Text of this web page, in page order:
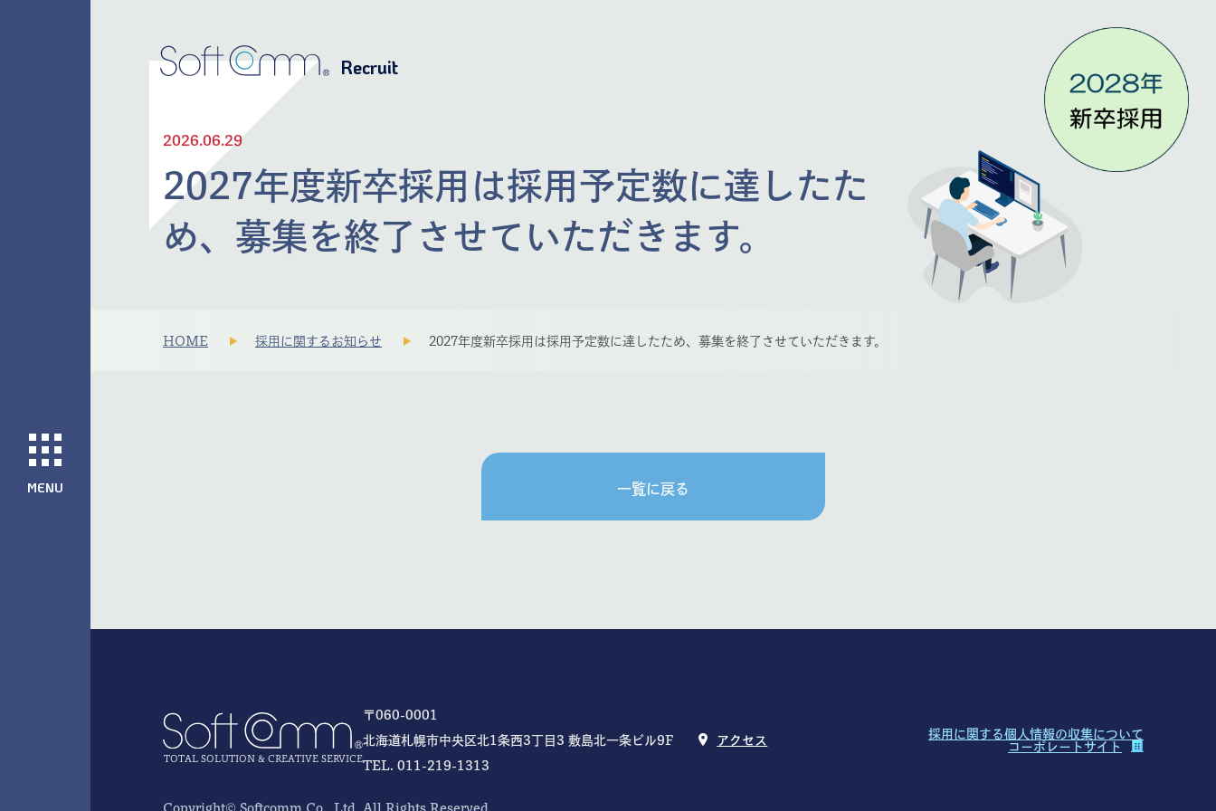
Recruit
2026.06.29
2027年度新卒採用は採用予定数に達したた
め、募集を終了させていただきます。
HOME 採用に関するお知らせ 2027年度新卒採用は採用予定数に達したため、募集を終了させていただきます。
一覧に戻る
TOTAL SOLUTION & CREATIVE SERVICE
〒060-0001
北海道札幌市中央区北1条西3丁目3 敷島北一条ビル9F
アクセス
TEL. 011-219-1313
採用に関する個人情報の収集について
コーポレートサイト